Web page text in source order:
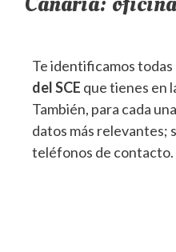
Te identificamos todas
del SCE que tienes en
También, para cada
datos más relevantes;
teléfonos de contacto.